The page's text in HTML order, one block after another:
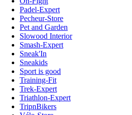
Padel-Expert
Pecheur-Store
Pet and Garden
Slowood Interior
Smash-Expert
Sneak'In
Sneakids
Sport is good
Training-Fit
Trek-Expert
Triathlon-Expert
TripnBikers